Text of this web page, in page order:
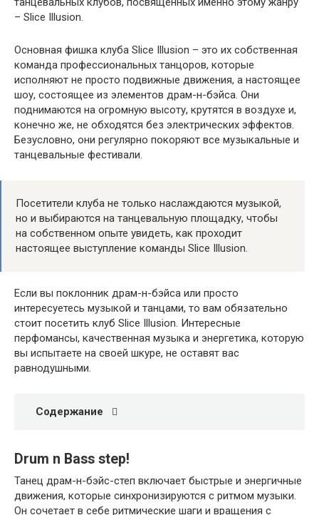
– Slice Illusion.
Основная фишка клуба Slice Illusion – это их собственная
команда профессиональных танцоров, которые
исполняют не просто подвижные движения, а настоящее
шоу, состоящее из элементов драм-н-бэйса. Они
поднимаются на огромную высоту, крутятся в воздухе и,
конечно же, не обходятся без электрических эффектов.
Безусловно, они регулярно покоряют все музыкальные и
танцевальные фестивали.
Посетители клуба не только наслаждаются музыкой,
но и выбираются на танцевальную площадку, чтобы
на собственном опыте увидеть, как проходит
настоящее выступление команды Slice Illusion.
Если вы поклонник драм-н-бэйса или просто
интересуетесь музыкой и танцами, то вам обязательно
стоит посетить клуб Slice Illusion. Интересные
перфомансы, качественная музыка и энергетика, которую
вы испытаете на своей шкуре, не оставят вас
равнодушными.
Содержание
Drum n Bass step!
Танец драм-н-бэйс-степ включает быстрые и энергичные
движения, которые синхронизируются с ритмом музыки.
Он сочетает в себе ритмические шаги и вращения с